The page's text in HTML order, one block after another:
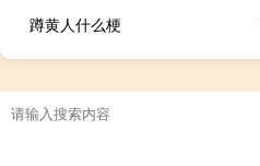
蹲黄人什么梗